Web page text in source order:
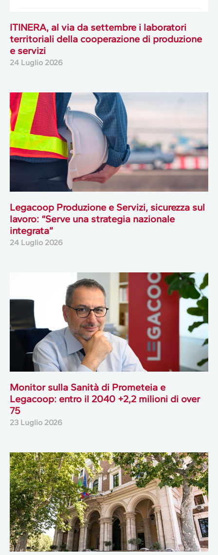
ITINERA, al via da settembre i laboratori
territoriali della cooperazione di produzione
e servizi
24 Luglio 2026
Legacoop Produzione e Servizi, sicurezza sul
lavoro: “Serve una strategia nazionale
integrata”
24 Luglio 2026
Monitor sulla Sanità di Prometeia e
Legacoop: entro il 2040 +2,2 milioni di over
75
23 Luglio 2026